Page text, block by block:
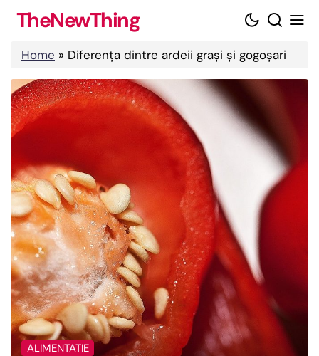
Skip
content
TheNewThing
Home » Diferența dintre ardeii grași și gogoșari
ALIMENTATIE